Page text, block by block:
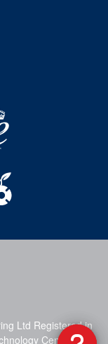
Ltd Registered in
Centre, Mill